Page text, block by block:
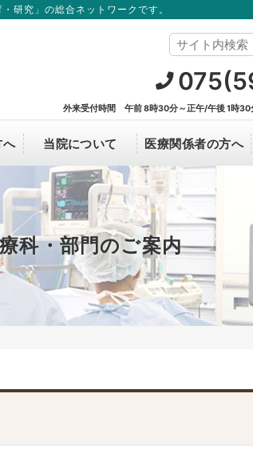
研究」の総合ネットワークです。
外来受付時間 午前 8時30分～正午/午後 1時30
ライン資格確認について
部
へ
のご案内
当院について
長からのごあいさつ
概要
ついて
で実施中の臨床研究の情報
個人
医療関係者の方へ
開発・研究支援
採用
科・部門のご案内